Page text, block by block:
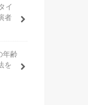
イ
者
年齢
を